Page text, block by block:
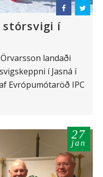
í
landaði
í Jasná í
Evrópumótaröð IPC
27
jan